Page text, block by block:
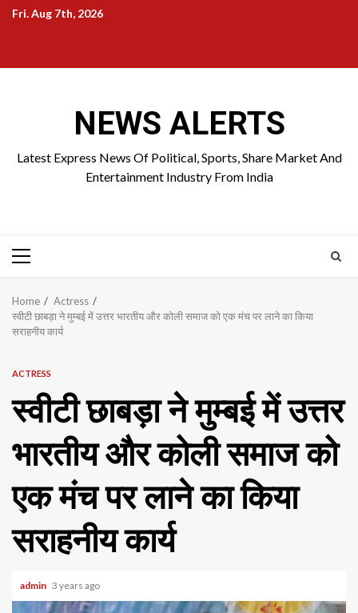
SkipFri. Aug 7th, 2026
NEWS ALERTS
Latest Express News Of Political, Sports, Share Market And
Entertainment Industry From India
Primary
Home
Actress
स्वीटी छाबड़ा ने मुम्बई में उत्तर भारतीय और कोली समाज को एक मंच पर लाने का किया
सराहनीय कार्य
ACTRESS
स्वीटी छाबड़ा ने मुम्बई में उत्तर
भारतीय और कोली समाज को
एक मंच पर लाने का किया
सराहनीय कार्य
admin 3 years ago